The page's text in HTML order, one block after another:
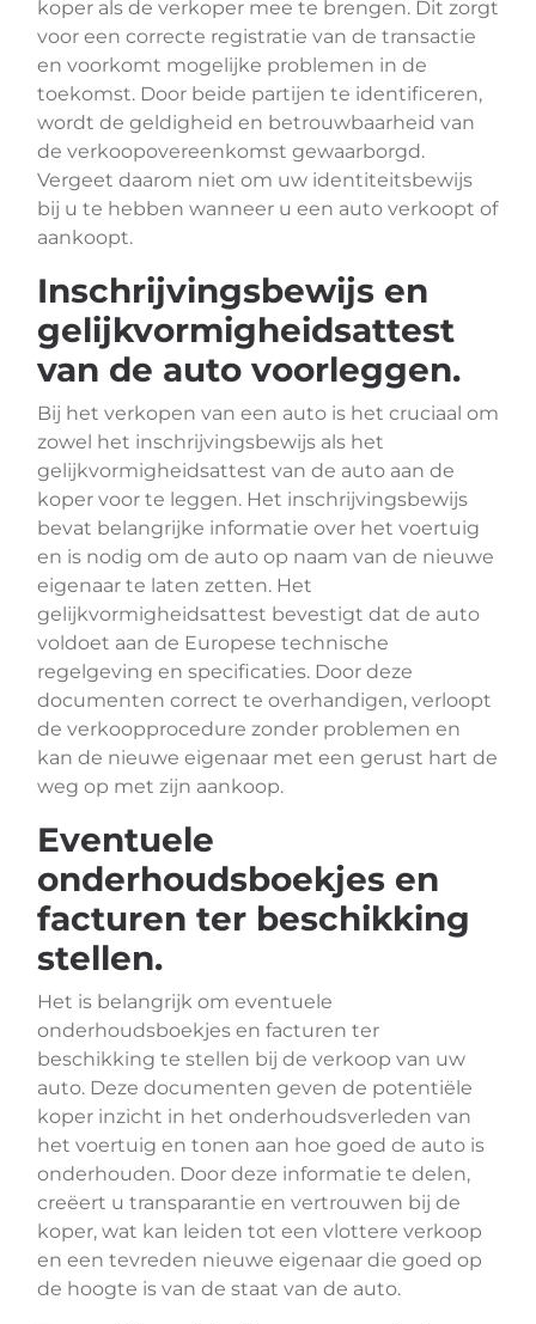
koper als de verkoper mee te brengen. Dit zorgt
voor een correcte registratie van de transactie
en voorkomt mogelijke problemen in de
toekomst. Door beide partijen te identificeren,
wordt de geldigheid en betrouwbaarheid van
de verkoopovereenkomst gewaarborgd.
Vergeet daarom niet om uw identiteitsbewijs
bij u te hebben wanneer u een auto verkoopt of
aankoopt.
Inschrijvingsbewijs en
gelijkvormigheidsattest
van de auto voorleggen.
Bij het verkopen van een auto is het cruciaal om
zowel het inschrijvingsbewijs als het
gelijkvormigheidsattest van de auto aan de
koper voor te leggen. Het inschrijvingsbewijs
bevat belangrijke informatie over het voertuig
en is nodig om de auto op naam van de nieuwe
eigenaar te laten zetten. Het
gelijkvormigheidsattest bevestigt dat de auto
voldoet aan de Europese technische
regelgeving en specificaties. Door deze
documenten correct te overhandigen, verloopt
de verkoopprocedure zonder problemen en
kan de nieuwe eigenaar met een gerust hart de
weg op met zijn aankoop.
Eventuele
onderhoudsboekjes en
facturen ter beschikking
stellen.
Het is belangrijk om eventuele
onderhoudsboekjes en facturen ter
beschikking te stellen bij de verkoop van uw
auto. Deze documenten geven de potentiële
koper inzicht in het onderhoudsverleden van
het voertuig en tonen aan hoe goed de auto is
onderhouden. Door deze informatie te delen,
creëert u transparantie en vertrouwen bij de
koper, wat kan leiden tot een vlottere verkoop
en een tevreden nieuwe eigenaar die goed op
de hoogte is van de staat van de auto.